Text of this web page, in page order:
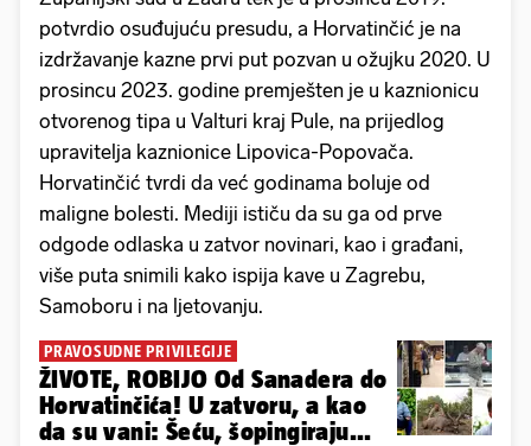
potvrdio osuđujuću presudu, a Horvatinčić je na
izdržavanje kazne prvi put pozvan u ožujku 2020. U
prosincu 2023. godine premješten je u kaznionicu
otvorenog tipa u Valturi kraj Pule, na prijedlog
upravitelja kaznionice Lipovica-Popovača.
Horvatinčić tvrdi da već godinama boluje od
maligne bolesti. Mediji ističu da su ga od prve
odgode odlaska u zatvor novinari, kao i građani,
više puta snimili kako ispija kave u Zagrebu,
Samoboru i na ljetovanju.
PRAVOSUDNE PRIVILEGIJE
ŽIVOTE, ROBIJO Od Sanadera do
Horvatinčića! U zatvoru, a kao
da su vani: Šeću, šopingiraju...